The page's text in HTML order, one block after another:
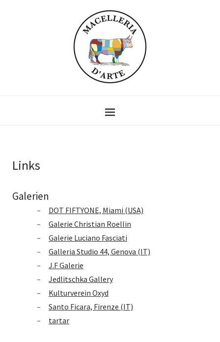
Links
Galerien
DOT FIFTYONE, Miami (USA)
Galerie Christian Roellin
Galerie Luciano Fasciati
Galleria Studio 44, Genova (IT)
J.F Galerie
Jedlitschka Gallery
Kulturverein Oxyd
Santo Ficara, Firenze (IT)
tartar